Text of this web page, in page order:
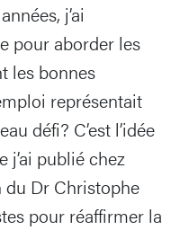
j’ai
pour aborder les
les bonnes
représentait
défi? C’est l’idée
j’ai publié chez
du Dr Christophe
pour réaffirmer la